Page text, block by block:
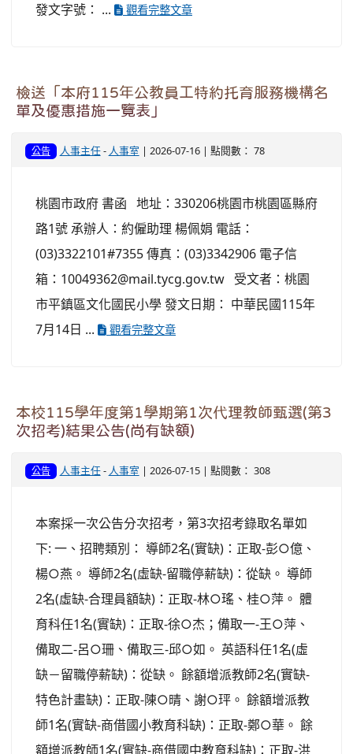
發文字號： ...
觀看完整文章
檢送「本府115年公教員工特約托育服務機構名
單及優惠措施一覽表」
公告 人事主任- 人事室 | 2026-07-16 | 點閱數： 78
桃園市政府 書函 地址：330206桃園市桃園區縣府
路1號 承辦人：約僱助理 楊佩娟 電話：
(03)3322101#7355 傳真：(03)3342906 電子信
箱：10049362@mail.tycg.gov.tw 受文者：桃園
市平鎮區文化國民小學 發文日期： 中華民國115年
7月14日 ...
觀看完整文章
本校115學年度第1學期第1次代理教師甄選(第3
次招考)結果公告(尚有缺額)
公告 人事主任- 人事室 | 2026-07-15 | 點閱數： 308
本案採一次公告分次招考，第3次招考錄取名單如
下: 一、招聘類別： 導師2名(實缺)：正取-彭○億、
楊○燕。 導師2名(虛缺-留職停薪缺)：從缺。 導師
2名(虛缺-合理員額缺)：正取-林○瑤、桂○萍。 體
育科任1名(實缺)：正取-徐○杰；備取一-王○萍、
備取二-呂○珊、備取三-邱○如。 英語科任1名(虛
缺－留職停薪缺)：從缺。 餘額增派教師2名(實缺-
特色計畫缺)：正取-陳○晴、謝○玶。 餘額增派教
師1名(實缺-商借國小教育科缺)：正取-鄭○華。 餘
額增派教師1名(實缺-商借國中教育科缺)：正取-洪